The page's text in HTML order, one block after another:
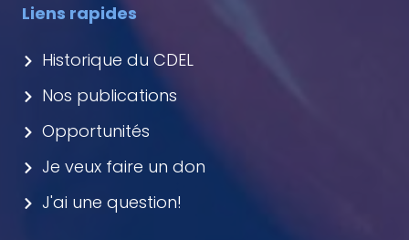
Liens rapides
Historique du CDEL
Nos publications
Opportunités
Je veux faire un don
J'ai une question!